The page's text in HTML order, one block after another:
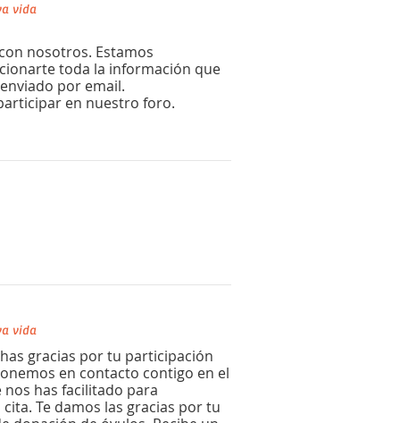
vida
nosotros. Estamos
toda la información que
por email.
en nuestro foro.
vida
gracias por tu participación
en contacto contigo en el
has facilitado para
Te damos las gracias por tu